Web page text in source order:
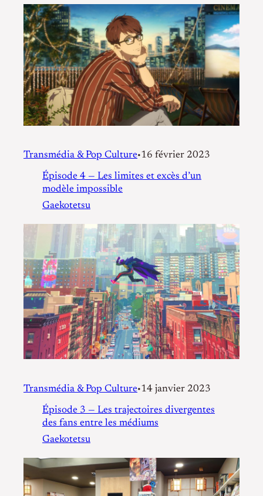
Transmédia & Pop Culture•16 février 2023
Épisode 4 — Les limites et excès d’un
modèle impossible
Gaekotetsu
Transmédia & Pop Culture•14 janvier 2023
Épisode 3 — Les trajectoires divergentes
des fans entre les médiums
Gaekotetsu